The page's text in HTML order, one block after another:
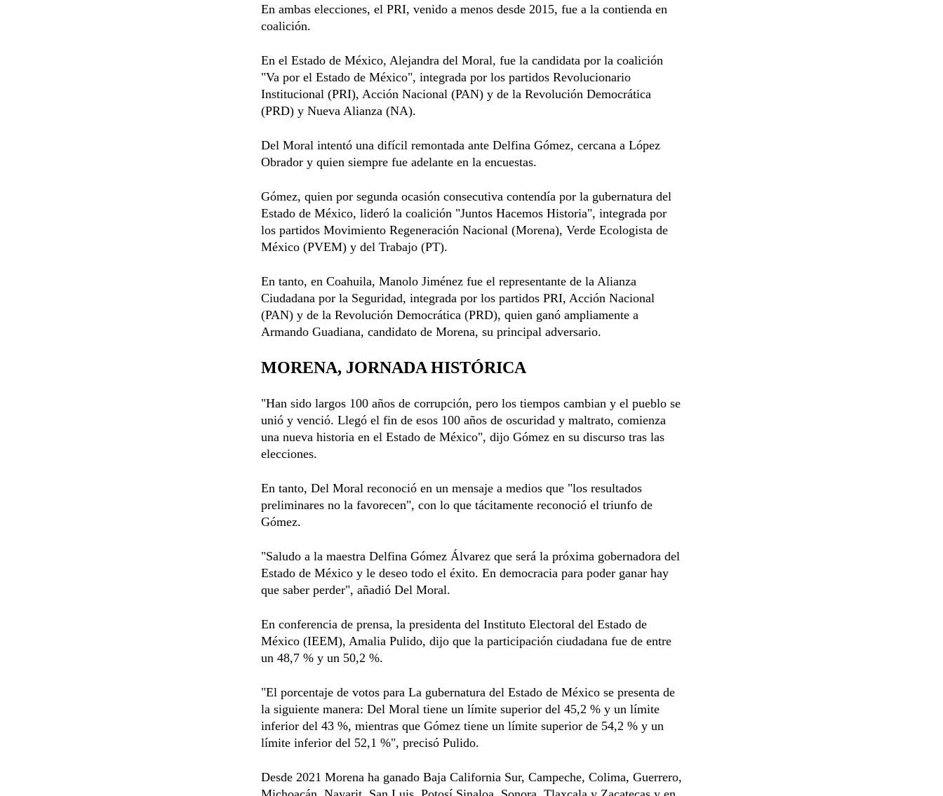
En ambas elecciones, el PRI, venido a menos desde 2015, fue a la contienda en
coalición.
En el Estado de México, Alejandra del Moral, fue la candidata por la coalición
"Va por el Estado de México", integrada por los partidos Revolucionario
Institucional (PRI), Acción Nacional (PAN) y de la Revolución Democrática
(PRD) y Nueva Alianza (NA).
Del Moral intentó una difícil remontada ante Delfina Gómez, cercana a López
Obrador y quien siempre fue adelante en la encuestas.
Gómez, quien por segunda ocasión consecutiva contendía por la gubernatura del
Estado de México, lideró la coalición "Juntos Hacemos Historia", integrada por
los partidos Movimiento Regeneración Nacional (Morena), Verde Ecologista de
México (PVEM) y del Trabajo (PT).
En tanto, en Coahuila, Manolo Jiménez fue el representante de la Alianza
Ciudadana por la Seguridad, integrada por los partidos PRI, Acción Nacional
(PAN) y de la Revolución Democrática (PRD), quien ganó ampliamente a
Armando Guadiana, candidato de Morena, su principal adversario.
MORENA, JORNADA HISTÓRICA
"Han sido largos 100 años de corrupción, pero los tiempos cambian y el pueblo se
unió y venció. Llegó el fin de esos 100 años de oscuridad y maltrato, comienza
una nueva historia en el Estado de México", dijo Gómez en su discurso tras las
elecciones.
En tanto, Del Moral reconoció en un mensaje a medios que "los resultados
preliminares no la favorecen", con lo que tácitamente reconoció el triunfo de
Gómez.
"Saludo a la maestra Delfina Gómez Álvarez que será la próxima gobernadora del
Estado de México y le deseo todo el éxito. En democracia para poder ganar hay
que saber perder", añadió Del Moral.
En conferencia de prensa, la presidenta del Instituto Electoral del Estado de
México (IEEM), Amalia Pulido, dijo que la participación ciudadana fue de entre
un 48,7 % y un 50,2 %.
"El porcentaje de votos para La gubernatura del Estado de México se presenta de
la siguiente manera: Del Moral tiene un límite superior del 45,2 % y un límite
inferior del 43 %, mientras que Gómez tiene un límite superior de 54,2 % y un
límite inferior del 52,1 %", precisó Pulido.
Desde 2021 Morena ha ganado Baja California Sur, Campeche, Colima, Guerrero,